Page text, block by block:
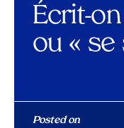
Écrit-
ou « se
Posted on